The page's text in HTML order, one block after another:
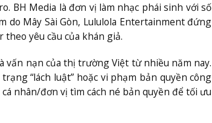
BH Media là đơn vị làm nhạc phái sinh với số
do Mây Sài Gòn, Lululola Entertainment đứng
theo yêu cầu của khán giả.
vấn nạn của thị trường Việt từ nhiều năm nay.
“lách luật” hoặc vi phạm bản quyền công
nhân/đơn vị tìm cách né bản quyền để tối ưu